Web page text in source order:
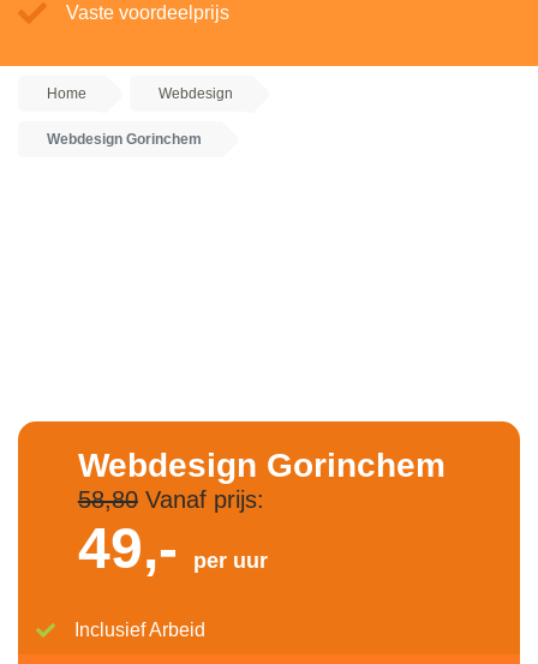
Vaste voordeelprijs
Home Webdesign
Webdesign Gorinchem
Webdesign Gorinchem
58,80Vanaf prijs:
49,- per uur
Inclusief Arbeid